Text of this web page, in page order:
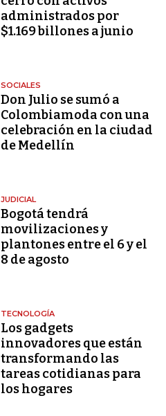
administrados por
$1.169 billones a junio
SOCIALES
Don Julio se sumó a
Colombiamoda con una
celebración en la ciudad
de Medellín
JUDICIAL
Bogotá tendrá
movilizaciones y
plantones entre el 6 y el
8 de agosto
TECNOLOGÍA
Los gadgets
innovadores que están
transformando las
tareas cotidianas para
los hogares